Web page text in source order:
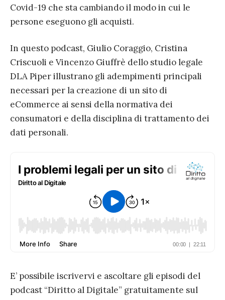
Covid-19 che sta cambiando il modo in cui le
persone eseguono gli acquisti.
In questo podcast, Giulio Coraggio, Cristina
Criscuoli e Vincenzo Giuffrè dello studio legale
DLA Piper illustrano gli adempimenti principali
necessari per la creazione di un sito di
eCommerce ai sensi della normativa dei
consumatori e della disciplina di trattamento dei
dati personali.
E’ possibile iscrivervi e ascoltare gli episodi del
podcast “Diritto al Digitale” gratuitamente sul